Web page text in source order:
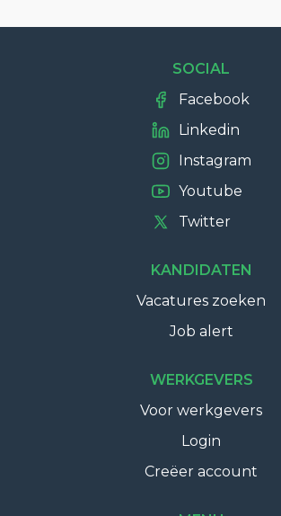
SOCIAL
Facebook
Linkedin
Instagram
Youtube
Twitter
KANDIDATEN
Vacatures zoeken
Job alert
WERKGEVERS
Voor werkgevers
Login
Creëer account